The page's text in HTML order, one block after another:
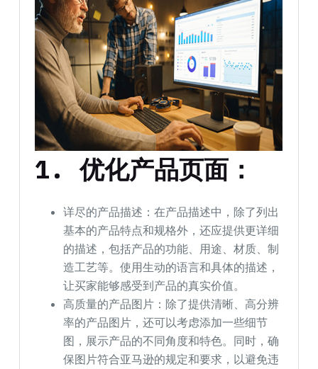
1.优化产品页面：
详尽的产品描述：在产品描述中，除了列出
基本的产品特点和规格外，还应提供更详细
的描述，包括产品的功能、用途、材质、制
造工艺等。使用生动的语言和具体的描述，
让买家能够感受到产品的真实价值。
高质量的产品图片：除了提供清晰、高分辨
率的产品图片，还可以考虑添加一些细节
图，展示产品的不同角度和特色。同时，确
保图片符合亚马逊的规定和要求，以避免违